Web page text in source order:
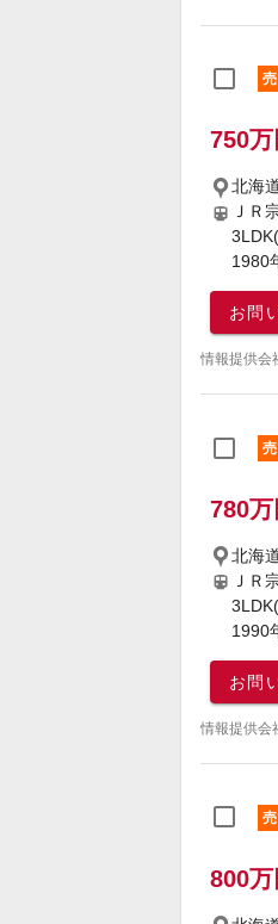
750万
北海
ＪＲ
1980
お問
情報提供会
780万
北海
ＪＲ
1990
お問
情報提供
800万